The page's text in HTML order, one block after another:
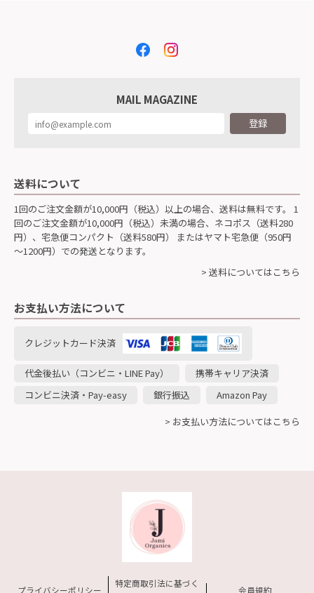
MAIL MAGAZINE
登録
送料について
1回のご注文金額が10,000円（税込）以上の場合、送料は無料です。 1
回のご注文金額が10,000円（税込）未満の場合、ネコポス（送料280
円）、宅急便コンパクト（送料580円） またはヤマト宅急便（950円
～1200円）での発送となります。
> 送料についてはこちら
お支払い方法について
クレジットカード決済
代金後払い（コンビニ・LINE Pay）
携帯キャリア決済
コンビニ決済・Pay-easy
銀行振込
Amazon Pay
> お支払い方法についてはこちら
プライバシーポリシー
特定商取引法に基づく
会員規約